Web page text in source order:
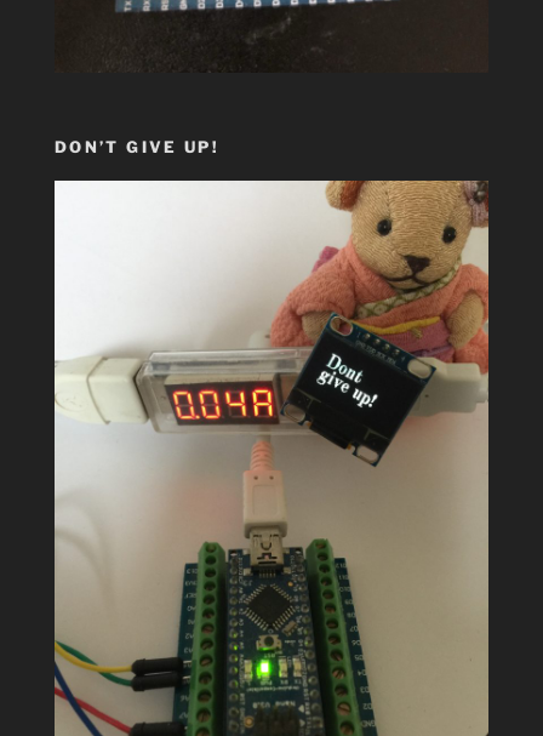
DON’T GIVE UP!